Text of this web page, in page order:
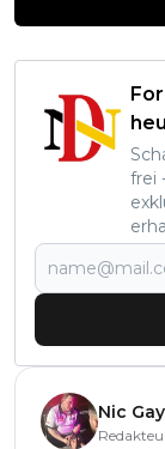
frei
Nic